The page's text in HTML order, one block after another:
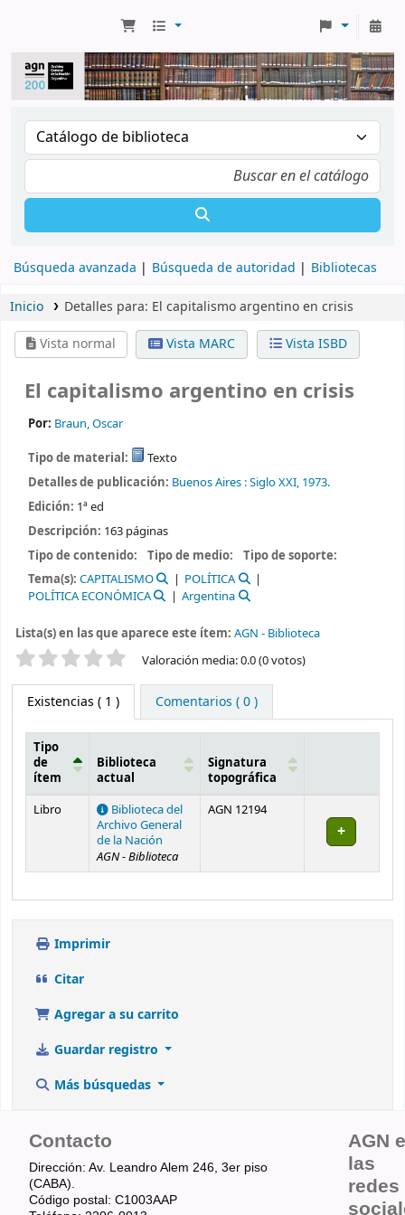
Búsqueda avanzada Búsqueda de autoridad Bibliotecas
Inicio Detalles para: El capitalismo argentino en crisis
Vista normal
Vista MARC Vista ISBD
El capitalismo argentino en crisis
Por: Braun, Oscar
Tipo de material:
Texto
Detalles de publicación: Buenos Aires :Siglo XXI, 1973.
Edición: 1ª ed
Descripción: 163 páginas
Tipo de contenido:
Tipo de medio:
Tipo de soporte:
Tema(s): CAPITALISMO
POLÍTICA
POLÍTICA ECONÓMICA
Argentina
Lista(s) en las que aparece este ítem: AGN - Biblioteca
Valoración Valoración media: 0.0 (0 votos)
Existencias ( 1 ) Comentarios ( 0 )
Existencias
Tipo
de
ítem
Biblioteca
actual
Signatura
topográfica
Libro
Biblioteca del
Archivo General
de la Nación
AGN - Biblioteca
AGN 12194
Imprimir
Citar
Agregar a su carrito
Guardar registro
Más búsquedas
Contacto
Dirección: Av. Leandro Alem 246, 3er piso
(CABA).
Código postal: C1003AAP
AGN
las
redes